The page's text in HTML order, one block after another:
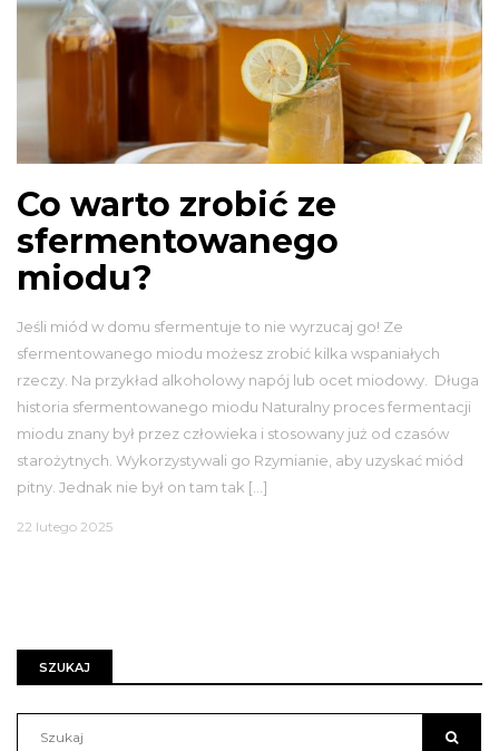
Co warto zrobić ze
sfermentowanego
miodu?
Jeśli miód w domu sfermentuje to nie wyrzucaj go! Ze
sfermentowanego miodu możesz zrobić kilka wspaniałych
rzeczy. Na przykład alkoholowy napój lub ocet miodowy. Długa
historia sfermentowanego miodu Naturalny proces fermentacji
miodu znany był przez człowieka i stosowany już od czasów
starożytnych. Wykorzystywali go Rzymianie, aby uzyskać miód
pitny. Jednak nie był on tam tak […]
22 lutego 2025
SZUKAJ